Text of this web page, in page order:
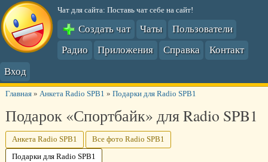
Чат для сайта: Поставь чат себе на сайт!
Создать чат Чаты
Пользователи
Радио
Приложения Справка
Контакт
Вход
Главная» Анкета Radio SPB1 » Подарки для Radio SPB1
Подарок «Спортбайк» для Radio SPB1
Анкета Radio SPB1 Все фото Radio SPB1
Подарки для Radio SPB1